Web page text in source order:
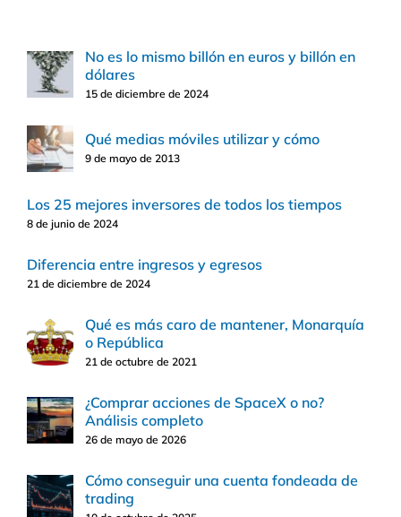
No es lo mismo billón en euros y billón en
dólares
15 de diciembre de 2024
Qué medias móviles utilizar y cómo
9 de mayo de 2013
Los 25 mejores inversores de todos los tiempos
8 de junio de 2024
Diferencia entre ingresos y egresos
21 de diciembre de 2024
Qué es más caro de mantener, Monarquía
o República
21 de octubre de 2021
¿Comprar acciones de SpaceX o no?
Análisis completo
26 de mayo de 2026
Cómo conseguir una cuenta fondeada de
trading